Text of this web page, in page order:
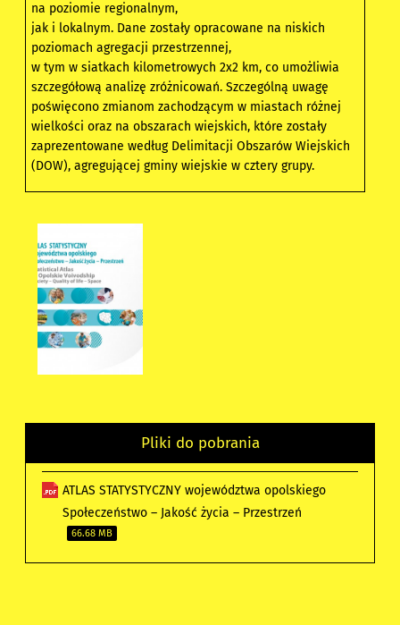
na poziomie regionalnym,
jak i lokalnym. Dane zostały opracowane na niskich
poziomach agregacji przestrzennej,
w tym w siatkach kilometrowych 2x2 km, co umożliwia
szczegółową analizę zróżnicowań. Szczególną uwagę
poświęcono zmianom zachodzącym w miastach różnej
wielkości oraz na obszarach wiejskich, które zostały
zaprezentowane według Delimitacji Obszarów Wiejskich
(DOW), agregującej gminy wiejskie w cztery grupy.
Pliki do pobrania
ATLAS STATYSTYCZNY województwa opolskiego
Społeczeństwo – Jakość życia – Przestrzeń
66.68 MB